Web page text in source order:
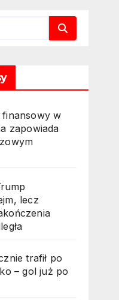
w
zapowiada
lecz
trafił po
– gol już po